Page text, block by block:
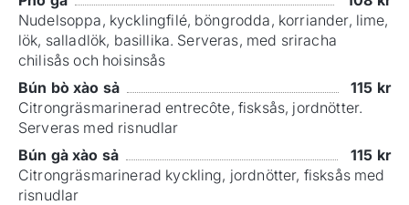
Nudelsoppa, kycklingfilé, böngrodda, korriander, lime,
lök, salladlök, basillika. Serveras, med sriracha
chilisås och hoisinsås
Bún bò xào sả
115 kr
Citrongräsmarinerad entrecôte, fisksås, jordnötter.
Serveras med risnudlar
Bún gà xào sả
115 kr
Citrongräsmarinerad kyckling, jordnötter, fisksås med
risnudlar